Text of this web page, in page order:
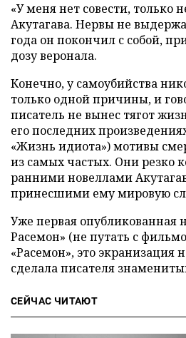
«У меня нет совести, только
Акутагава. Нервы не
года он покончил с собой,
дозу веронала.
Конечно, у самоубийства
только одной причины, и
писатель не вынес тягот
его последних
«Жизнь идиота») мотивы
из самых частых. Они резко
ранними новеллами
принесшими ему мировую
Уже первая опубликованная
Расемон» (не путать с
«Расемон», это экранизация
сделала писателя
СЕЙЧАС ЧИТАЮТ